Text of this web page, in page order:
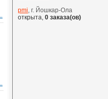
pmi, г. Йошкар-Ола
открыта, 0 заказа(ов)